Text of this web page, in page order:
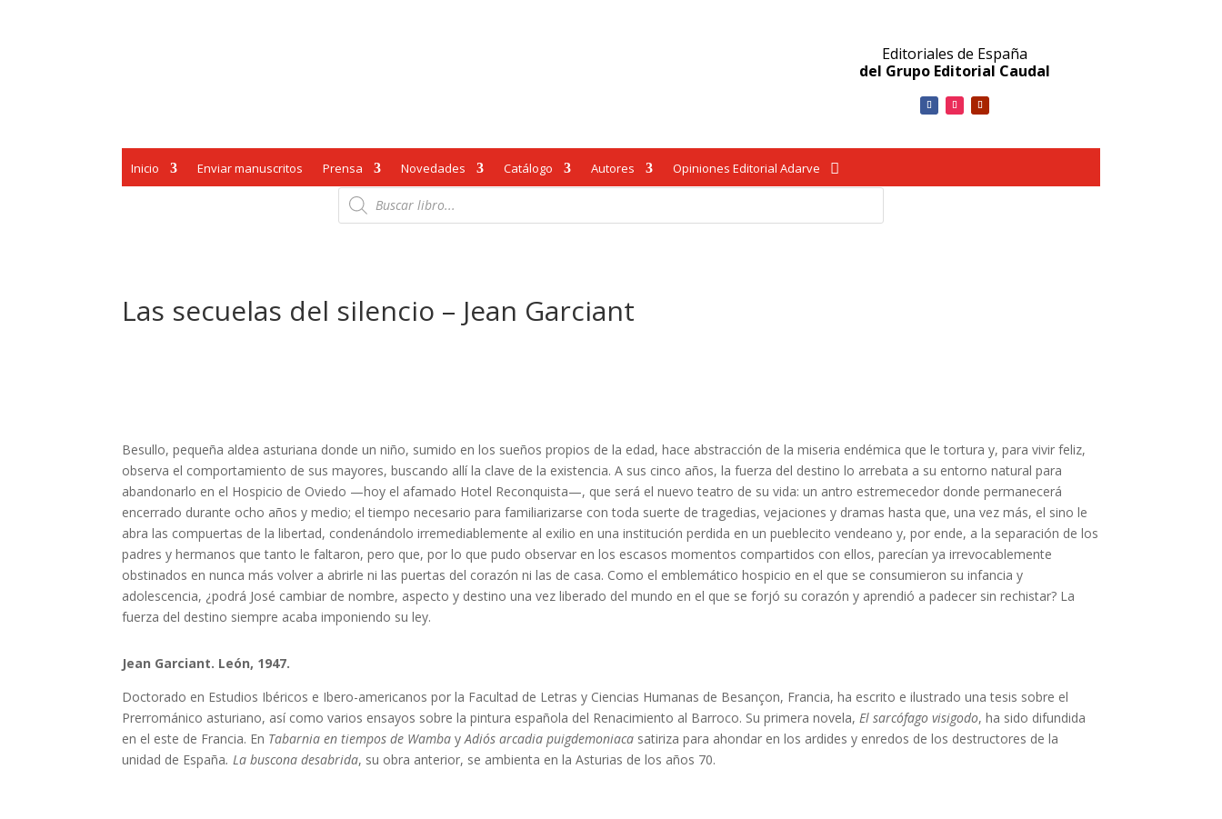
Editoriales de España
del Grupo Editorial Caudal
Inicio Enviar manuscritos Prensa Novedades Catálogo Autores Opiniones Editorial Adarve
Búsqueda
de
productos
Las secuelas del silencio – Jean Garciant
Besullo, pequeña aldea asturiana donde un niño, sumido en los sueños propios de la edad, hace abstracción de la miseria endémica que le tortura y, para vivir feliz,
observa el comportamiento de sus mayores, buscando allí la clave de la existencia. A sus cinco años, la fuerza del destino lo arrebata a su entorno natural para
abandonarlo en el Hospicio de Oviedo —hoy el afamado Hotel Reconquista—, que será el nuevo teatro de su vida: un antro estremecedor donde permanecerá
encerrado durante ocho años y medio; el tiempo necesario para familiarizarse con toda suerte de tragedias, vejaciones y dramas hasta que, una vez más, el sino le
abra las compuertas de la libertad, condenándolo irremediablemente al exilio en una institución perdida en un pueblecito vendeano y, por ende, a la separación de los
padres y hermanos que tanto le faltaron, pero que, por lo que pudo observar en los escasos momentos compartidos con ellos, parecían ya irrevocablemente
obstinados en nunca más volver a abrirle ni las puertas del corazón ni las de casa. Como el emblemático hospicio en el que se consumieron su infancia y
adolescencia, ¿podrá José cambiar de nombre, aspecto y destino una vez liberado del mundo en el que se forjó su corazón y aprendió a padecer sin rechistar? La
fuerza del destino siempre acaba imponiendo su ley.
Jean Garciant. León, 1947.
Doctorado en Estudios Ibéricos e Ibero-americanos por la Facultad de Letras y Ciencias Humanas de Besançon, Francia, ha escrito e ilustrado una tesis sobre el
Prerrománico asturiano, así como varios ensayos sobre la pintura española del Renacimiento al Barroco. Su primera novela,El sarcófago visigodo, ha sido difundida
en el este de Francia. En Tabarnia en tiempos de Wamba yAdiós arcadia puigdemoniaca satiriza para ahondar en los ardides y enredos de los destructores de la
unidad de España. La buscona desabrida, su obra anterior, se ambienta en la Asturias de los años 70.